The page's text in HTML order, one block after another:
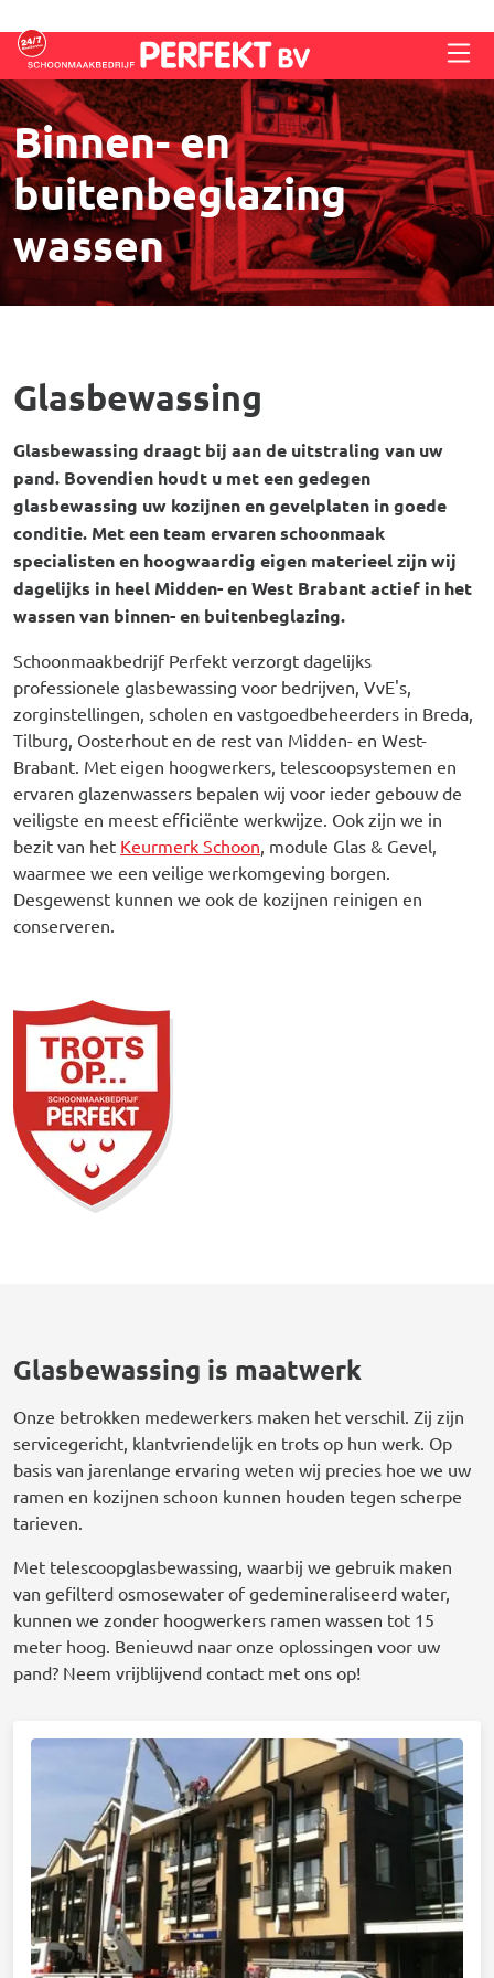
Binnen- en
buitenbeglazing
wassen
Glasbewassing
Glasbewassing draagt bij aan de uitstraling van uw
pand. Bovendien houdt u met een gedegen
glasbewassing uw kozijnen en gevelplaten in goede
conditie. Met een team ervaren schoonmaak
specialisten en hoogwaardig eigen materieel zijn wij
dagelijks in heel Midden- en West Brabant actief in het
wassen van binnen- en buitenbeglazing.
Schoonmaakbedrijf Perfekt verzorgt dagelijks
professionele glasbewassing voor bedrijven, VvE's,
zorginstellingen, scholen en vastgoedbeheerders in Breda,
Tilburg, Oosterhout en de rest van Midden- en West-
Brabant. Met eigen hoogwerkers, telescoopsystemen en
ervaren glazenwassers bepalen wij voor ieder gebouw de
veiligste en meest efficiënte werkwijze. Ook zijn we in
bezit van het Keurmerk Schoon, module Glas & Gevel,
waarmee we een veilige werkomgeving borgen.
Desgewenst kunnen we ook de kozijnen reinigen en
conserveren.
Afbeelding
Glasbewassing is maatwerk
Onze betrokken medewerkers maken het verschil. Zij zijn
servicegericht, klantvriendelijk en trots op hun werk. Op
basis van jarenlange ervaring weten wij precies hoe we uw
ramen en kozijnen schoon kunnen houden tegen scherpe
tarieven.
Met telescoopglasbewassing, waarbij we gebruik maken
van gefilterd osmosewater of gedemineraliseerd water,
kunnen we zonder hoogwerkers ramen wassen tot 15
meter hoog. Benieuwd naar onze oplossingen voor uw
pand? Neem vrijblijvend contact met ons op!